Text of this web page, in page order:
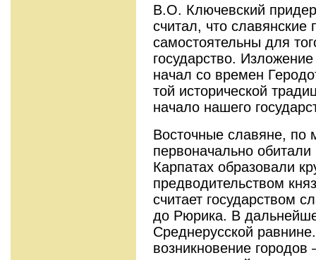
В.О. Ключевский
считал, что
самостоятельны для
государство.
начал со времен
той исторической
начало нашего
Восточные славяне, по
первоначально
Карпатах образовали
предводительством
считает государством
до Рюрика. В
Среднерусской
возникновение городов